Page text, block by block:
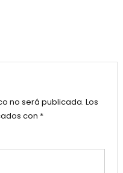
no será publicada. Los
con *